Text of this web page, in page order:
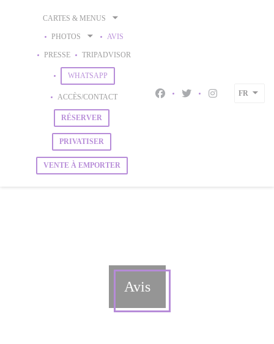
CARTES & MENUS
PHOTOS AVIS
PRESSE TRIPADVISOR
WHATSAPP((OUVRE UNE NOUVELLE FENÊTRE))
ACCÈS/CONTACT
RÉSERVER
PRIVATISER
VENTE À EMPORTER
Facebook ((ouvre une
Twitter ((ouvre une
Instagram
FR
Avis